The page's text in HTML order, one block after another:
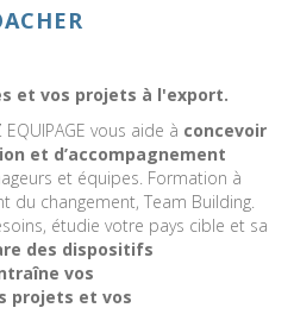
et vos projets à l'export.
vous aide à concevoir
et d’accompagnement
et équipes. Formation à
du changement, Team Building.
étudie votre pays cible et sa
des dispositifs
vos
projets et vos